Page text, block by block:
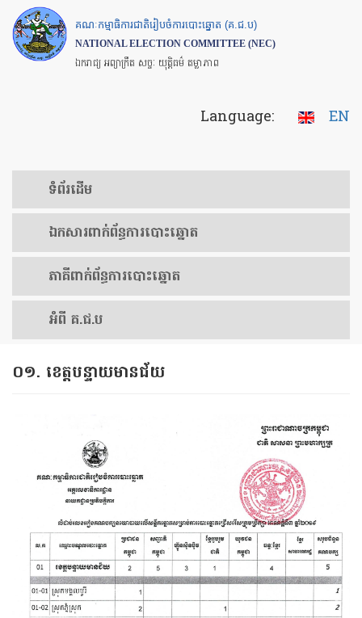
Skip
to
main
គណៈកម្មាធិការជាតិរៀបចំការបោះឆ្នោត (គ.ជ.ប)
NATIONAL ELECTION COMMITTEE (NEC)
ឯករាជ្យ អព្យាក្រឹត សច្ចៈ យុត្តិធម៌ តម្លាភាព
Language: EN
ទំព័រ​ដើម
ឯកសារ​ពាក់ព័ន្ធ​ការ​បោះឆ្នោត
​ភាគីពាក់ព័ន្ធ​​ការ​បោះឆ្នោត
អំពី គ.ជ.ប
០១. ខេត្តបន្ទាយមានជ័យ